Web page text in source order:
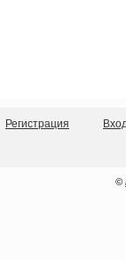
Регистрация
©